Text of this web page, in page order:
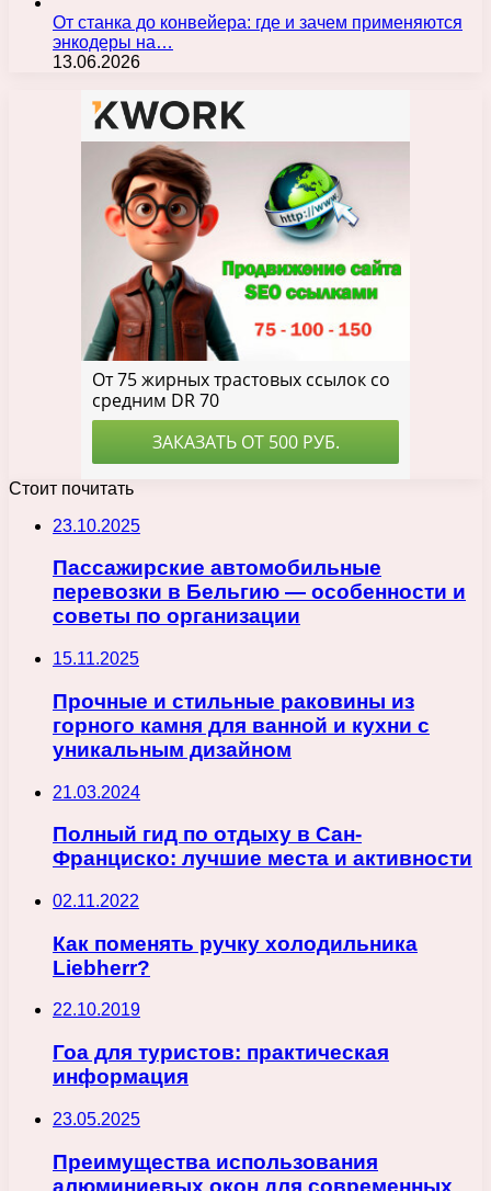
От станка до конвейера: где и зачем применяются
энкодеры на…
13.06.2026
Стоит почитать
23.10.2025
Пассажирские автомобильные
перевозки в Бельгию — особенности и
советы по организации
15.11.2025
Прочные и стильные раковины из
горного камня для ванной и кухни с
уникальным дизайном
21.03.2024
Полный гид по отдыху в Сан-
Франциско: лучшие места и активности
02.11.2022
Как поменять ручку холодильника
Liebherr?
22.10.2019
Гоа для туристов: практическая
информация
23.05.2025
Преимущества использования
алюминиевых окон для современных